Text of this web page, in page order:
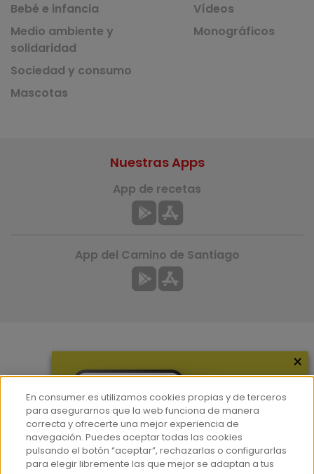
Bebé e infancia
Medio ambiente y
solidaridad
Sociedad y consumo
Mascotas
Vídeos
Monográficos
Hemeroteca
Contacto
Prensa
Nuestras Apps
App de recetas
App del Camino de Santiago
×
En consumer.es utilizamos cookies propias y de terceros
para asegurarnos que la web funciona de manera
correcta y ofrecerte una mejor experiencia de
navegación. Puedes aceptar todas las cookies
pulsando el botón “aceptar”, rechazarlas o configurarlas
para elegir libremente las que mejor se adaptan a tus